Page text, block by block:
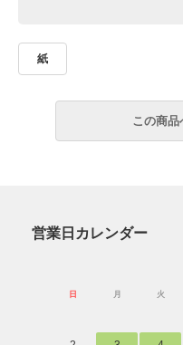
紙
営業日カレンダー
日 月 火